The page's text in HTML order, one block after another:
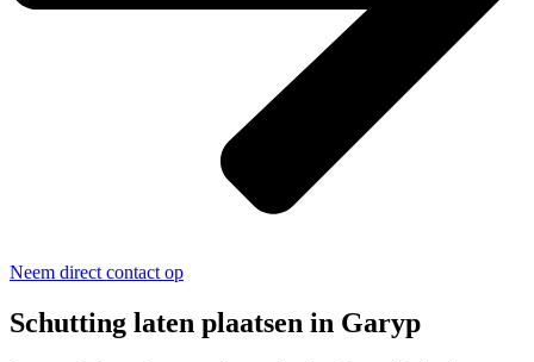
Neem direct contact op
Schutting laten plaatsen in Garyp